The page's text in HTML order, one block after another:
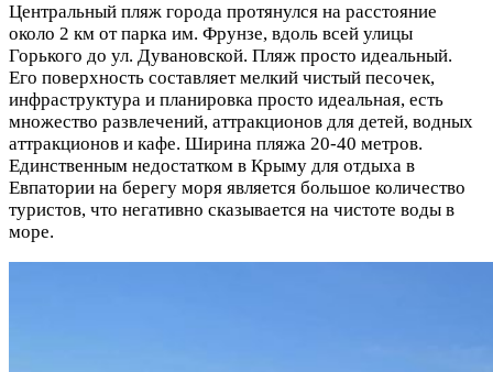
Центральный пляж города протянулся на расстояние
около 2 км от парка им. Фрунзе, вдоль всей улицы
Горького до ул. Дувановской. Пляж просто идеальный.
Его поверхность составляет мелкий чистый песочек,
инфраструктура и планировка просто идеальная, есть
множество развлечений, аттракционов для детей, водных
аттракционов и кафе. Ширина пляжа 20-40 метров.
Единственным недостатком в Крыму для отдыха в
Евпатории на берегу моря является большое количество
туристов, что негативно сказывается на чистоте воды в
море.